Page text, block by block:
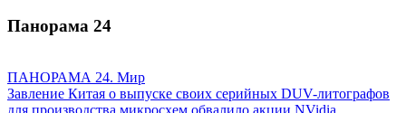
Панорама 24
ПАНОРАМА 24. Мир
Завление Китая о выпуске своих серийных DUV-литографов
для производства микросхем обвалило акции NVidia